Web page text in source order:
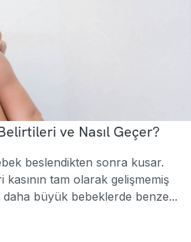
ve Nasıl Geçer?
beslendikten sonra kusar.
tam olarak gelişmemiş
daha büyük bebeklerde benze...